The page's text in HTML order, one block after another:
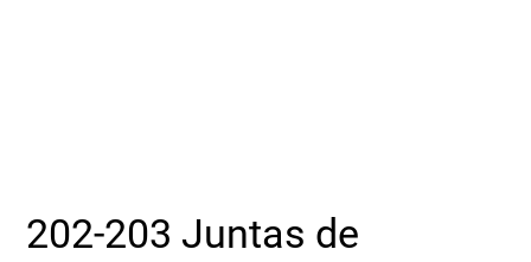
Carreras profesionales
202-203 Juntas de